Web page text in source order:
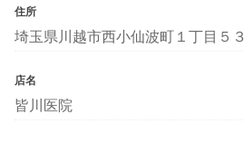
住所
埼玉県川越市西小仙波町１丁目５３
店名
皆川医院